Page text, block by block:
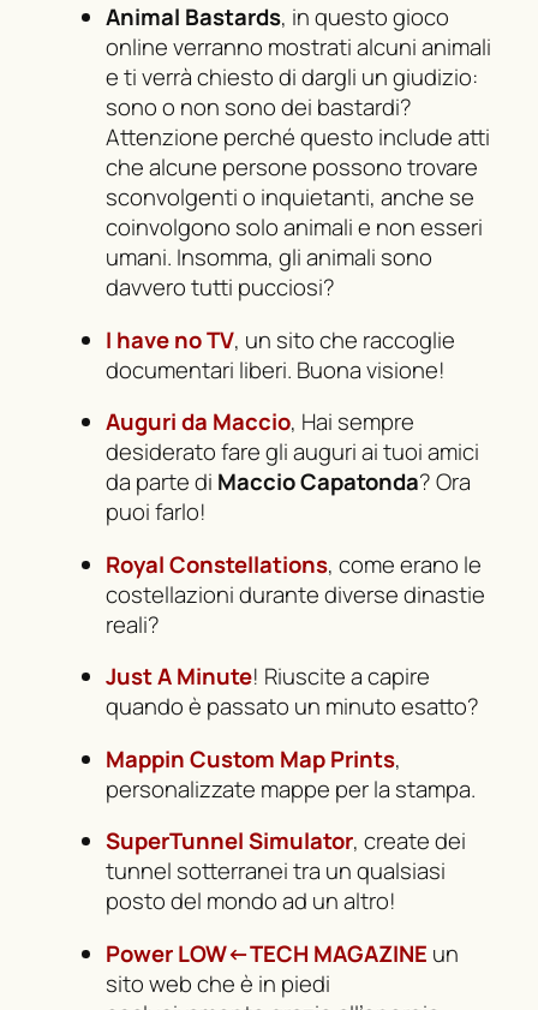
Animal Bastards, in questo gioco
online verranno mostrati alcuni animali
e ti verrà chiesto di dargli un giudizio:
sono o non sono dei bastardi?
Attenzione perché questo include atti
che alcune persone possono trovare
sconvolgenti o inquietanti, anche se
coinvolgono solo animali e non esseri
umani. Insomma, gli animali sono
davvero tutti pucciosi?
I have no TV, un sito che raccoglie
documentari liberi. Buona visione!
Auguri da Maccio, Hai sempre
desiderato fare gli auguri ai tuoi amici
da parte di Maccio Capatonda? Ora
puoi farlo!
Royal Constellations, come erano le
costellazioni durante diverse dinastie
reali?
Just A Minute! Riuscite a capire
quando è passato un minuto esatto?
Mappin Custom Map Prints,
personalizzate mappe per la stampa.
SuperTunnel Simulator, create dei
tunnel sotterranei tra un qualsiasi
posto del mondo ad un altro!
Power LOW←TECH MAGAZINE un
sito web che è in piedi